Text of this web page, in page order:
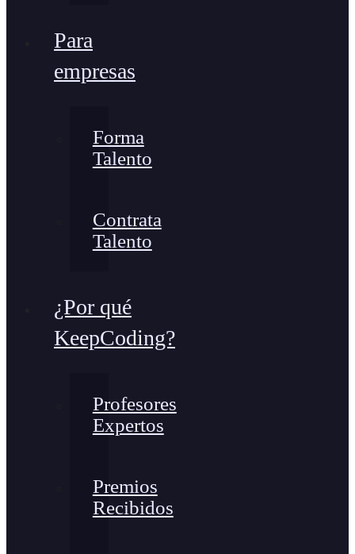
Para
empresas
Forma
Talento
Contrata
Talento
¿Por qué
KeepCoding?
Profesores
Expertos
Premios
Recibidos